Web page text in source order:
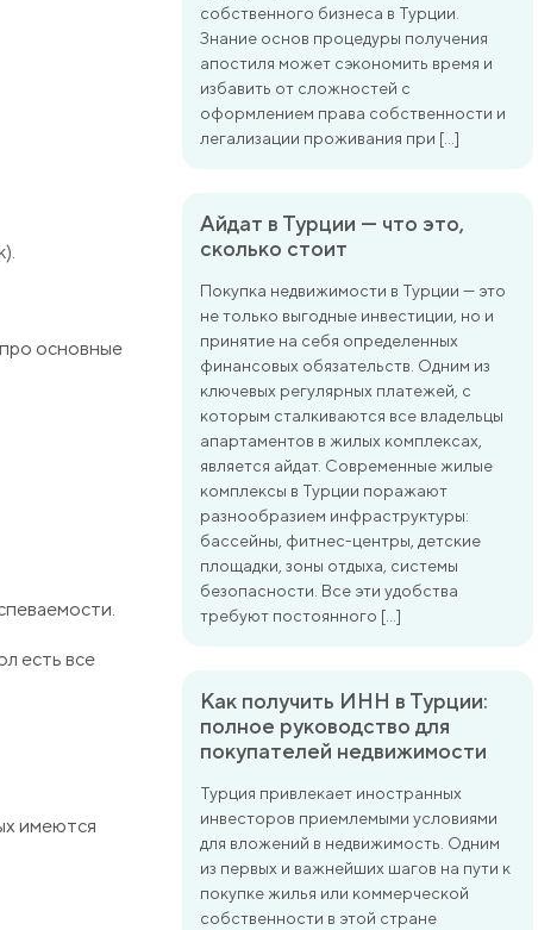
основные
есть все
имеются
собственного бизнеса в Турции.
Знание основ процедуры получения
апостиля может сэкономить время и
избавить от сложностей с
оформлением права собственности и
легализации проживания при […]
Айдат в Турции — что это,
сколько стоит
Покупка недвижимости в Турции — это
не только выгодные инвестиции, но и
принятие на себя определенных
финансовых обязательств. Одним из
ключевых регулярных платежей, с
которым сталкиваются все владельцы
апартаментов в жилых комплексах,
является айдат. Современные жилые
комплексы в Турции поражают
разнообразием инфраструктуры:
бассейны, фитнес-центры, детские
площадки, зоны отдыха, системы
безопасности. Все эти удобства
требуют постоянного […]
Как получить ИНН в Турции:
полное руководство для
покупателей недвижимости
Турция привлекает иностранных
инвесторов приемлемыми условиями
для вложений в недвижимость. Одним
из первых и важнейших шагов на пути к
покупке жилья или коммерческой
собственности в этой стране